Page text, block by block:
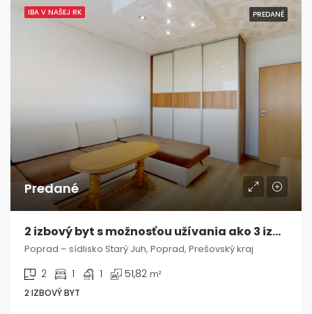
IBA V NAŠEJ RK PREDANÉ
Predané
2 izbový byt s možnosťou užívania ako 3 izbový, Poprad / Starý Juh
Poprad – sídlisko Starý Juh, Poprad, Prešovský kraj
2 1 1 51,82 m²
2 IZBOVÝ BYT